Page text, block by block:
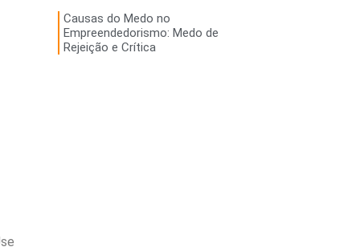
Causas do Medo no
Empreendedorismo: Medo de
Rejeição e Crítica